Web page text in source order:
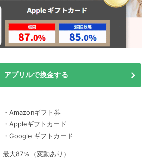
アプリルで換金する
・Amazonギフト券
・Appleギフトカード
・Google ギフトカード
最大87％（変動あり）